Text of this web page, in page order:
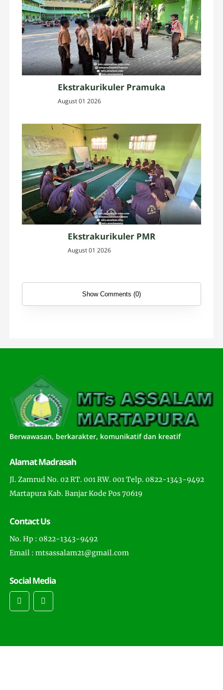
Ekstrakurikuler Pramuka
August 01 2026
Ekstrakurikuler PMR
August 01 2026
Show Comments (0)
Berwawasan, berkarakter, komunikatif dan kreatif
Alamat Madrasah
Jl. Zamrud No. 02 RT. 001 RW. 001 Telp. 0822-1343-9492
Martapura Kab. Banjar Kode Pos 70619
Contact Us
No. Hp : 0822-1343-9492
Email : mtsassalam21@gmail.com
Social Media